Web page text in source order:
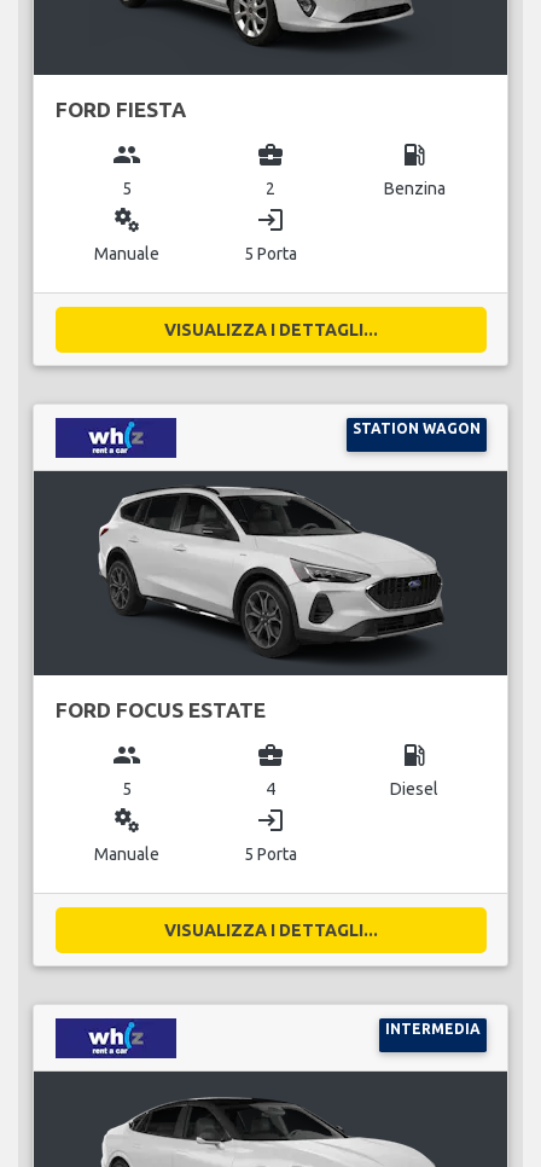
FORD FIESTA
group
5
business_center
2
local_gas_station
Benzina
miscellaneous_services
Manuale
login
5 Porta
VISUALIZZA I DETTAGLI...
STATION WAGON
FORD FOCUS ESTATE
group
5
business_center
4
local_gas_station
Diesel
miscellaneous_services
Manuale
login
5 Porta
VISUALIZZA I DETTAGLI...
INTERMEDIA